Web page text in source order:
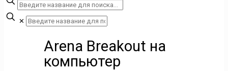
✕
Arena Breakout на
компьютер